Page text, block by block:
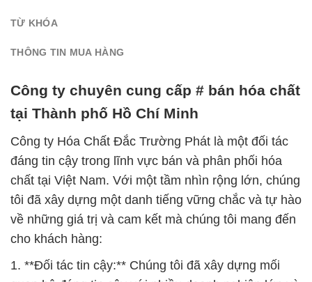
TỪ KHÓA
THÔNG TIN MUA HÀNG
Công ty chuyên cung cấp # bán hóa chất
tại Thành phố Hồ Chí Minh
Công ty Hóa Chất Đắc Trường Phát là một đối tác
đáng tin cậy trong lĩnh vực bán và phân phối hóa
chất tại Việt Nam. Với một tầm nhìn rộng lớn, chúng
tôi đã xây dựng một danh tiếng vững chắc và tự hào
về những giá trị và cam kết mà chúng tôi mang đến
cho khách hàng:
1. **Đối tác tin cậy:** Chúng tôi đã xây dựng mối